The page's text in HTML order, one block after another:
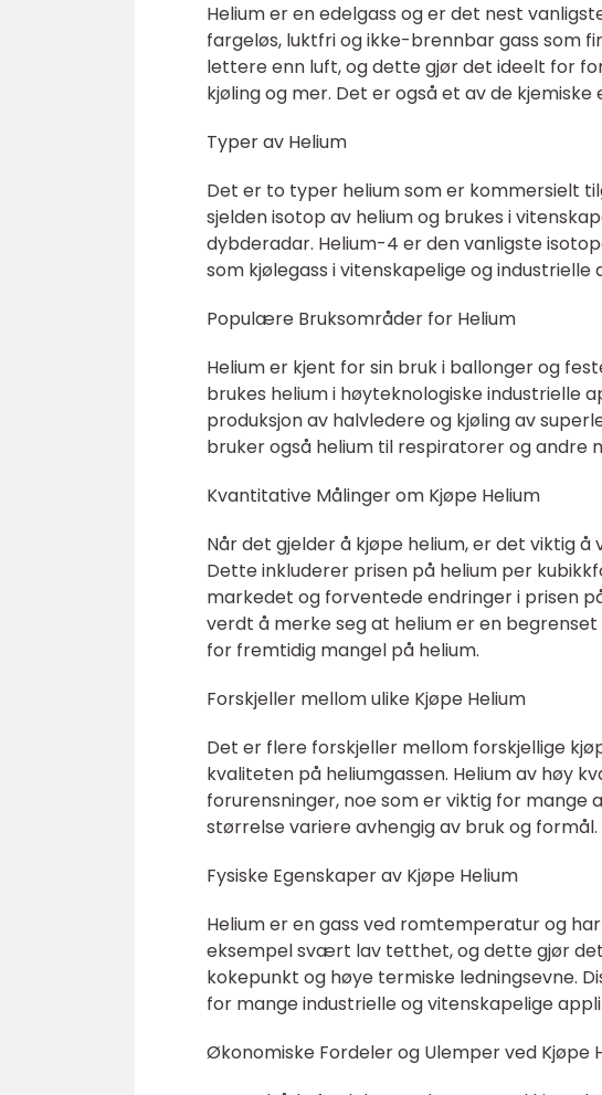
Helium er en edelgass og er det nest
fargeløs, luktfri og ikke-brennbar gass som
lettere enn luft, og dette gjør det ideelt for
kjøling og mer. Det er også et av de
Typer av Helium
Det er to typer helium som er kommersielt
sjelden isotop av helium og brukes i
dybderadar. Helium-4 er den vanligste
som kjølegass i vitenskapelige og industrielle
Populære Bruksområder for Helium
Helium er kjent for sin bruk i ballonger og
brukes helium i høyteknologiske industrielle
produksjon av halvledere og kjøling av
bruker også helium til respiratorer og andre
Kvantitative Målinger om Kjøpe Helium
Når det gjelder å kjøpe helium, er det viktig
Dette inkluderer prisen på helium per
markedet og forventede endringer i prisen
verdt å merke seg at helium er en
for fremtidig mangel på helium.
Forskjeller mellom ulike Kjøpe Helium
Det er flere forskjeller mellom forskjellige
kvaliteten på heliumgassen. Helium av høy
forurensninger, noe som er viktig for mange
størrelse variere avhengig av bruk og formål.
Fysiske Egenskaper av Kjøpe Helium
Helium er en gass ved romtemperatur og
eksempel svært lav tetthet, og dette gjør
kokepunkt og høye termiske ledningsevne.
for mange industrielle og vitenskapelige
Økonomiske Fordeler og Ulemper ved Kjøpe